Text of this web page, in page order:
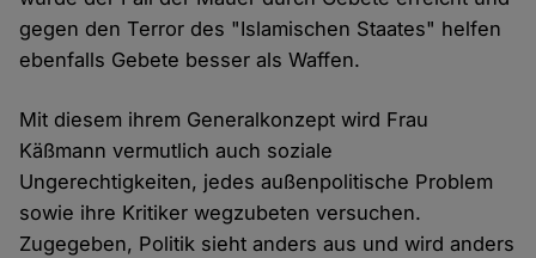
gegen den Terror des "Islamischen Staates" helfen
ebenfalls Gebete besser als Waffen.
Mit diesem ihrem Generalkonzept wird Frau
Käßmann vermutlich auch soziale
Ungerechtigkeiten, jedes außenpolitische Problem
sowie ihre Kritiker wegzubeten versuchen.
Zugegeben, Politik sieht anders aus und wird anders